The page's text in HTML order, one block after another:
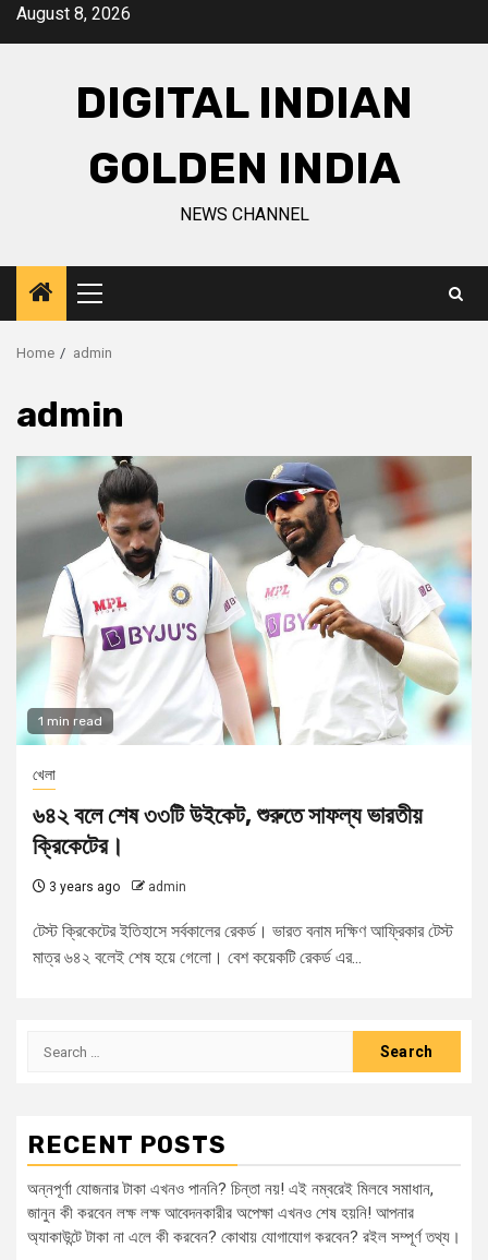
SkipAugust 8, 2026
DIGITAL INDIAN
GOLDEN INDIA
NEWS CHANNEL
Primary
Menu
Home admin
admin
1 min read
খেলা
৬৪২ বলে শেষ ৩৩টি উইকেট, শুরুতে সাফল্য ভারতীয়
ক্রিকেটের।
3 years ago admin
টেস্ট ক্রিকেটের ইতিহাসে সর্বকালের রেকর্ড। ভারত বনাম দক্ষিণ আফ্রিকার টেস্ট
মাত্র ৬৪২ বলেই শেষ হয়ে গেলো। বেশ কয়েকটি রেকর্ড এর...
Search
RECENT POSTS
অন্নপূর্ণা যোজনার টাকা এখনও পাননি? চিন্তা নয়! এই নম্বরেই মিলবে সমাধান,
জানুন কী করবেন লক্ষ লক্ষ আবেদনকারীর অপেক্ষা এখনও শেষ হয়নি! আপনার
অ্যাকাউন্টে টাকা না এলে কী করবেন? কোথায় যোগাযোগ করবেন? রইল সম্পূর্ণ তথ্য।